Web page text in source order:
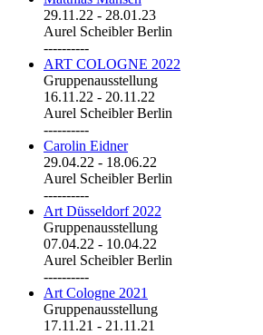
29.11.22 - 28.01.23
Aurel Scheibler Berlin
----------
ART COLOGNE 2022
Gruppenausstellung
16.11.22 - 20.11.22
Aurel Scheibler Berlin
----------
Carolin Eidner
29.04.22 - 18.06.22
Aurel Scheibler Berlin
----------
Art Düsseldorf 2022
Gruppenausstellung
07.04.22 - 10.04.22
Aurel Scheibler Berlin
----------
Art Cologne 2021
Gruppenausstellung
17.11.21 - 21.11.21